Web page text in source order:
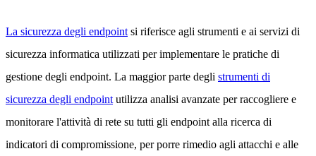
La sicurezza degli endpoint si riferisce agli strumenti e ai servizi di
sicurezza informatica utilizzati per implementare le pratiche di
gestione degli endpoint. La maggior parte degli strumenti di
sicurezza degli endpoint utilizza analisi avanzate per raccogliere e
monitorare l'attività di rete su tutti gli endpoint alla ricerca di
indicatori di compromissione, per porre rimedio agli attacchi e alle